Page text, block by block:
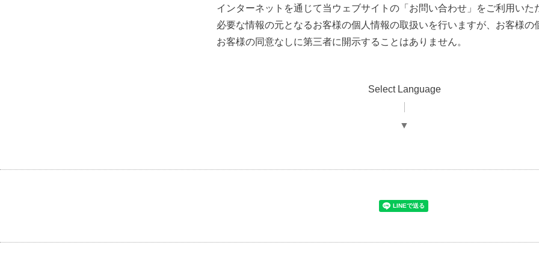
インターネットを通じて当ウェブサイトの「お問い合わせ」をご利用いた
必要な情報の元となるお客様の個人情報の取扱いを行いますが、お客様の
お客様の同意なしに第三者に開示することはありません。
Select Language
▼